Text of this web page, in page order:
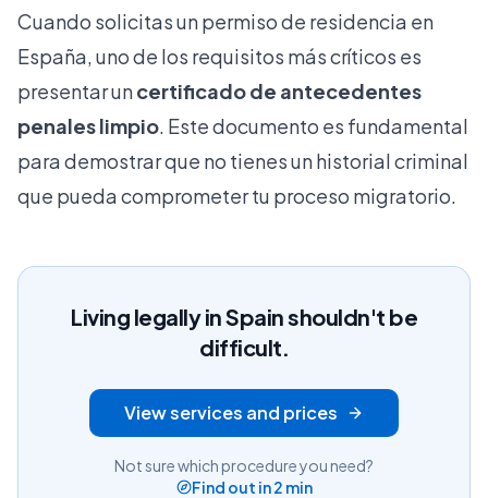
Cuando solicitas un permiso de residencia en
España, uno de los requisitos más críticos es
presentar uncertificado de antecedentes
penales limpio. Este documento es fundamental
para demostrar que no tienes un historial criminal
que pueda comprometer tu proceso migratorio.
Living legally in Spain shouldn't be
difficult.
View services and prices
Not sure which procedure you need?
Find out in 2 min